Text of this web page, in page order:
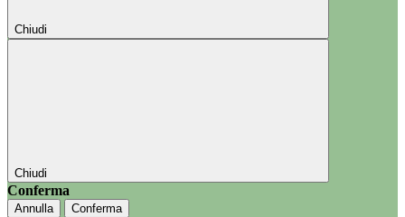
Chiudi
Chiudi
Conferma
Annulla Conferma